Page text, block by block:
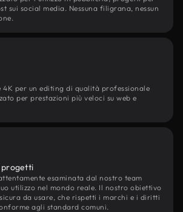
sui social media. Nessuna filigrana, nessun
4K per un editing di qualità professionale
per prestazioni più veloci su web e
progetti
esaminata dal nostro team
utilizzo nel mondo reale. Il nostro obiettivo
da usare, che rispetti i marchi e i diritti
agli standard comuni.